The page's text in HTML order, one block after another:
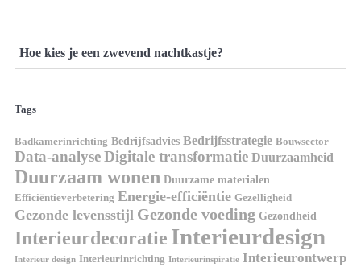
Hoe kies je een zwevend nachtkastje?
Tags
Badkamerinrichting Bedrijfsadvies Bedrijfsstrategie Bouwsector
Data-analyseDigitale transformatie Duurzaamheid
Duurzaam wonen Duurzame materialen
Efficiëntieverbetering Energie-efficiëntie Gezelligheid
Gezonde levensstijl Gezonde voeding Gezondheid
Interieurdecoratie Interieurdesign
Interieur design Interieurinrichting Interieurinspiratie Interieurontwerp